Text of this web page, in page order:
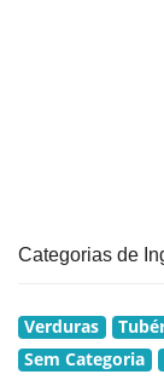
Categorias de
Verduras
Sem Categoria